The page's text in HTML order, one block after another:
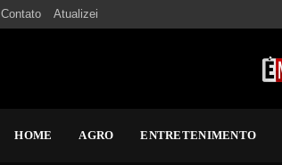
Contato Atualizei
HOME AGRO ENTRETENIMENTO